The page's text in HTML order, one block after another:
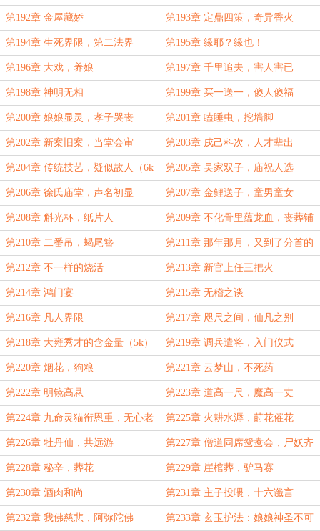
第192章 金屋藏娇 第193章 定鼎四策，奇异香火
第194章 生死界限，第二法界 第195章 缘耶？缘也！
第196章 大戏，养娘 第197章 千里追夫，害人害已
第198章 神明无相 第199章 买一送一，傻人傻福
第200章 娘娘显灵，孝子哭丧 第201章 瞌睡虫，挖墙脚
第202章 新案旧案，当堂会审 第203章 戌己科次，人才辈出
第204章 传统技艺，疑似故人（6k
大章）
第205章 吴家双子，庙祝人选
第206章 徐氏庙堂，声名初显 第207章 金鲤送子，童男童女
第208章 斛光杯，纸片人 第209章 不化骨里蕴龙血，丧葬铺
外悬吊人
第210章 二番吊，蝎尾簪 第211章 那年那月，又到了分首的
季节
第212章 不一样的烧活 第213章 新官上任三把火
第214章 鸿门宴 第215章 无稽之谈
第216章 凡人界限 第217章 咫尺之间，仙凡之别
第218章 大雍秀才的含金量（5k） 第219章 调兵遣将，入门仪式
第220章 烟花，狗粮 第221章 云梦山，不死药
第222章 明镜高悬 第223章 道高一尺，魔高一丈
第224章 九命灵猫衔恩重，无心老
魅噬骨寒
第225章 火耕水溽，莳花催花
第226章 牡丹仙，共远游 第227章 僧道同席鸳鸯会，尸妖齐
贺孽缘生
第228章 秘辛，葬花 第229章 崖棺葬，驴马赛
第230章 酒肉和尚 第231章 主子投喂，十六谶言
第232章 我佛慈悲，阿弥陀佛 第233章 玄玉护法：娘娘神圣不可